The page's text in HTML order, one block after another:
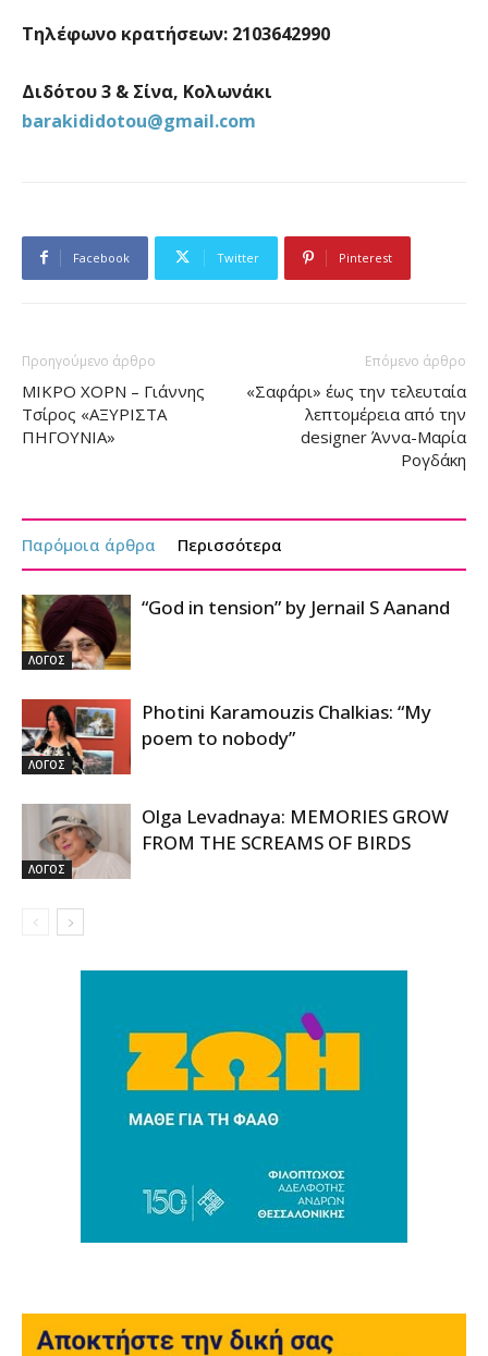
Τηλέφωνο κρατήσεων: 2103642990
Διδότου 3 & Σίνα, Κολωνάκι
barakididotou@gmail.com
Facebook Twitter Pinterest
Προηγούμενο άρθρο
ΜΙΚΡΟ ΧΟΡΝ – Γιάννης
Τσίρος «ΑΞΥΡΙΣΤΑ
ΠΗΓΟΥΝΙΑ»
Επόμενο άρθρο
«Σαφάρι» έως την τελευταία
λεπτομέρεια από την
designer Άννα-Μαρία
Ρογδάκη
Παρόμοια άρθρα Περισσότερα
ΛΟΓΟΣ
“God in tension” by Jernail S Aanand
ΛΟΓΟΣ
Photini Karamouzis Chalkias: “My
poem to nobody”
ΛΟΓΟΣ
Olga Levadnaya: MEMORIES GROW
FROM THE SCREAMS OF BIRDS